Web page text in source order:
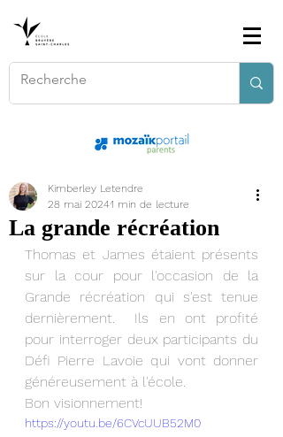
La grande récréation
Kimberley Letendre
28 mai 20241 min de lecture
Thomas et James étaient présents
sur la cour pour l'occasion de la
Grande récréation qui s'est tenue
dernièrement.  Ils en ont profité
pour interroger deux participants du
Défi Pierre Lavoie qui vont donner
généreusement à l'école.
Bon visionnement!
https://youtu.be/6CVcUUB52M0